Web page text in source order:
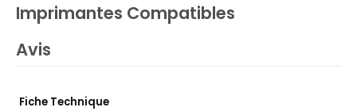
Imprimantes Compatibles
Avis
Fiche Technique